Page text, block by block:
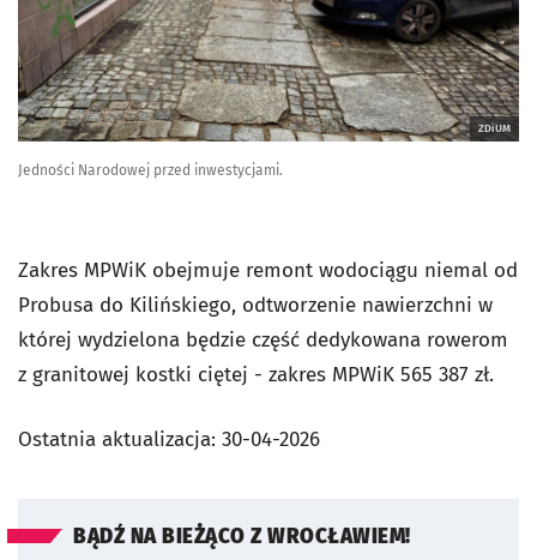
ZDiUM
Jedności Narodowej przed inwestycjami.
Zakres MPWiK obejmuje remont wodociągu niemal od
Probusa do Kilińskiego, odtworzenie nawierzchni w
której wydzielona będzie część dedykowana rowerom
z granitowej kostki ciętej - zakres MPWiK 565 387 zł.
Ostatnia aktualizacja: 30-04-2026
BĄDŹ NA BIEŻĄCO Z WROCŁAWIEM!